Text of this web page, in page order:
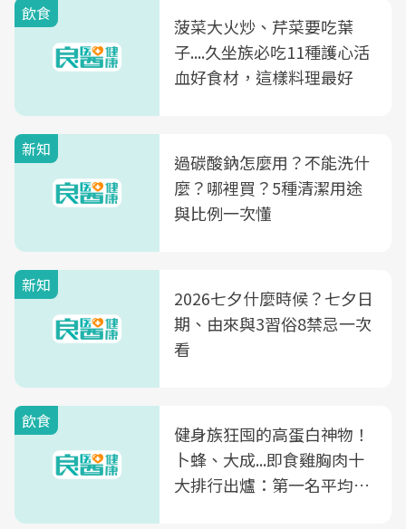
飲食
菠菜大火炒、芹菜要吃葉
子....久坐族必吃11種護心活
血好食材，這樣料理最好
新知
過碳酸鈉怎麼用？不能洗什
麼？哪裡買？5種清潔用途
與比例一次懂
新知
2026七夕什麼時候？七夕日
期、由來與3習俗8禁忌一次
看
飲食
健身族狂囤的高蛋白神物！
卜蜂、大成...即食雞胸肉十
大排行出爐：第一名平均一